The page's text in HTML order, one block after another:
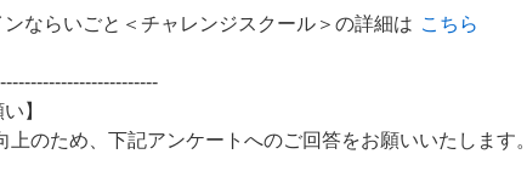
ならいごと＜チャレンジスクール＞の詳細は こちら
】
上のため、下記アンケートへのご回答をお願いいたします。